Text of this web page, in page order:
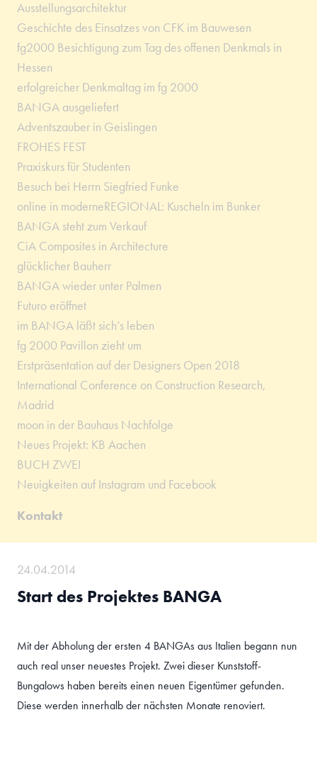
Ausstellungsarchitektur
Geschichte des Einsatzes von CFK im Bauwesen
fg2000 Besichtigung zum Tag des offenen Denkmals in
Hessen
erfolgreicher Denkmaltag im fg 2000
BANGA ausgeliefert
Adventszauber in Geislingen
FROHES FEST
Praxiskurs für Studenten
Besuch bei Herrn Siegfried Funke
online in moderneREGIONAL: Kuscheln im Bunker
BANGA steht zum Verkauf
CiA Composites in Architecture
glücklicher Bauherr
BANGA wieder unter Palmen
Futuro eröffnet
im BANGA läßt sich’s leben
fg 2000 Pavillon zieht um
Erstpräsentation auf der Designers Open 2018
International Conference on Construction Research,
Madrid
moon in der Bauhaus Nachfolge
Neues Projekt: KB Aachen
BUCH ZWEI
Neuigkeiten auf Instagram und Facebook
Kontakt
24.04.2014
Start des Projektes BANGA
Mit der Abholung der ersten 4 BANGAs aus Italien begann nun
auch real unser neuestes Projekt. Zwei dieser Kunststoff-
Bungalows haben bereits einen neuen Eigentümer gefunden.
Diese werden innerhalb der nächsten Monate renoviert.